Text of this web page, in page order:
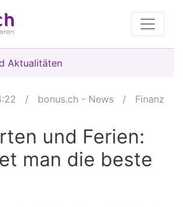
Aktualitäten
/ bonus.ch - News / Finanz
und Ferien:
man die beste